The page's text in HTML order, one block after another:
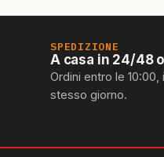
SPEDIZIONE
A casa in 24/48
Ordini entro le
stesso giorno.